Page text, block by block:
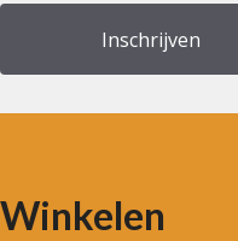
Winkelen